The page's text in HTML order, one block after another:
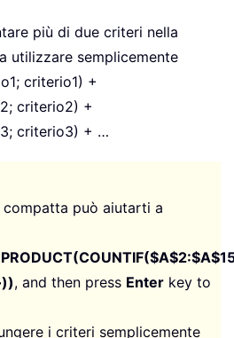
più di due criteri nella
utilizzare semplicemente
criterio1) +
criterio2) +
criterio3) + …
può aiutarti a
, and then press Enter key to
i criteri semplicemente